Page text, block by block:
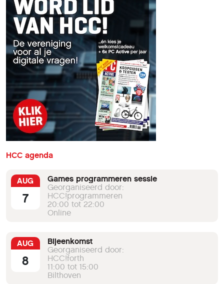
HCC agenda
AUG
7
Games programmeren sessie
Georganiseerd door:
HCC!programmeren
20:00 tot 22:00
Online
AUG
8
Bijeenkomst
Georganiseerd door:
HCC!forth
11:00 tot 15:00
Bilthoven